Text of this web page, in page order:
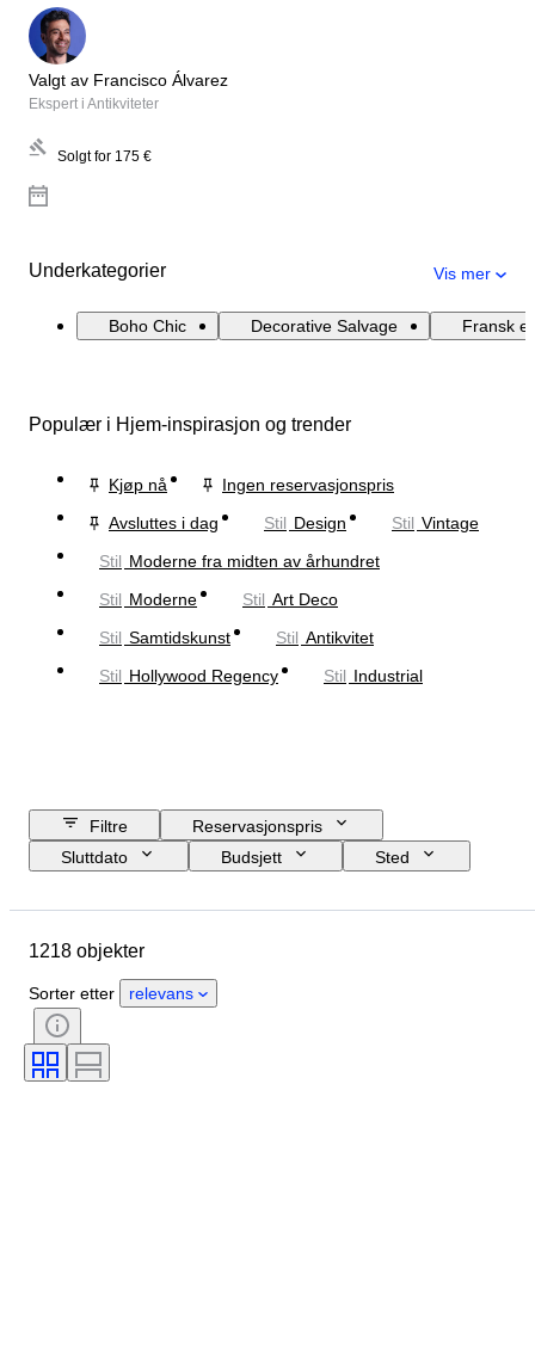
Valgt av Francisco Álvarez
Ekspert i Antikviteter
Solgt for 175 €
Underkategorier Vis mer
Boho Chic Decorative Salvage Fransk
Populær i Hjem-inspirasjon og trender
Kjøp nå
Ingen reservasjonspris
Avsluttes i dag
Stil Design Stil Vintage
Stil Moderne fra midten av århundret
Stil Moderne Stil Art Deco
Stil Samtidskunst Stil Antikvitet
Stil Hollywood Regency Stil Industrial
Filtre
Reservasjonspris
Sluttdato
Budsjett
Sted
Materiale
Sertifisering
Stil
Teknikk
Utgave nr
Solgt av
1218 objekter
Sorter etter relevans